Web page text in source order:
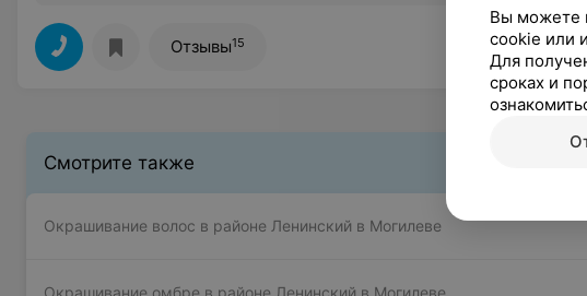
Отзывы15
Смотрите также
Окрашивание волос в районе Ленинский в Могилеве
Окрашивание омбре в районе Ленинский в Могилеве
Вы можете
cookie или
Для
сроках и